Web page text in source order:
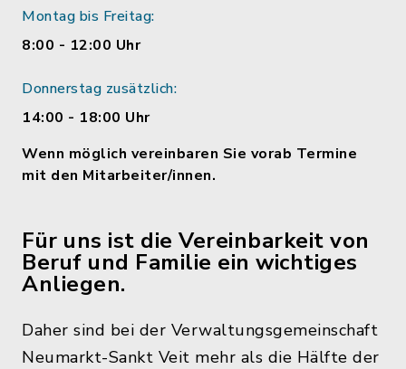
Montag bis Freitag:
8:00 - 12:00 Uhr
Donnerstag zusätzlich:
14:00 - 18:00 Uhr
Wenn möglich vereinbaren Sie vorab Termine
mit den Mitarbeiter/innen.
Für uns ist die Vereinbarkeit von
Beruf und Familie ein wichtiges
Anliegen.
Daher sind bei der Verwaltungsgemeinschaft
Neumarkt-Sankt Veit mehr als die Hälfte der